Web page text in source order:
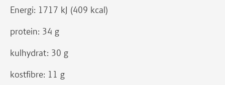
Energi: 1717 kJ (409 kcal)
protein: 34 g
kulhydrat: 30 g
kostfibre: 11 g